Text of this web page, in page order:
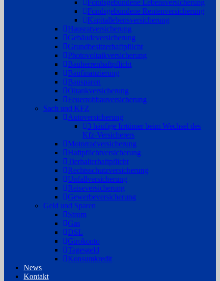
Fondsgebundene Lebensversicherung
Fondsgebundene Rentenversicherung
Kapitallebensversicherung
Hausratversicherung
Gebäudeversicherung
Grundbesitzerhaftpflicht
Photovoltaikversicherung
Bauherrenhaftpflicht
Baufinanzierung
Bausparen
Öltankversicherung
Feuerrohbauversicherung
Sach und KFZ
Autoversicherung
3 häufige Irrtümer beim Wechsel des
Kfz-Versicherers
Motorradversicherung
Haftpflichtversicherung
Tierhalterhaftpflicht
Rechtsschutzversicherung
Unfallversicherung
Reiseversicherung
Gewerbeversicherung
Geld und Sparen
Strom
Gas
DSL
Girokonto
Tagesgeld
Konsumkredit
News
Kontakt